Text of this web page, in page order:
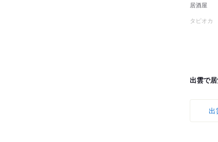
居酒屋
タピオカ
出雲で
出